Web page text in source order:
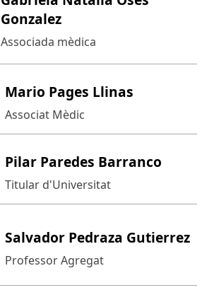
Gonzalez
Associada mèdica
Mario Pages Llinas
Associat Mèdic
Pilar Paredes Barranco
Titular d'Universitat
Salvador Pedraza Gutierrez
Professor Agregat